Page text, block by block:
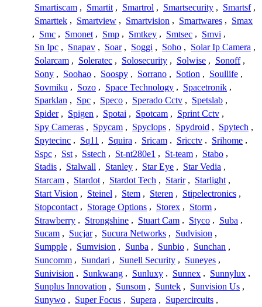
Smartiscam , Smartit , Smartrol , Smartsecurity , Smartsf ,
Smarttek , Smartview , Smartvision , Smartwares , Smax
, Smc , Smonet , Smp , Smtkey , Smtsec , Smvi ,
Sn Ipc , Snapav , Soar , Soggi , Soho , Solar Ip Camera ,
Solarcam , Soleratec , Solosecurity , Solwise , Sonoff ,
Sony , Soohao , Soospy , Sorrano , Sotion , Soullife ,
Sovmiku , Sozo , Space Technology , Spacetronik ,
Sparklan , Spc , Speco , Sperado Cctv , Spetslab ,
Spider , Spigen , Spotai , Spotcam , Sprint Cctv ,
Spy Cameras , Spycam , Spyclops , Spydroid , Spytech ,
Spytecinc , Sq11 , Squira , Sricam , Sricctv , Srihome ,
Sspc , Sst , Sstech , St-nt280e1 , St-team , Stabo ,
Stadis , Stalwall , Stanley , Star Eye , Star Vedia ,
Starcam , Stardot , Stardot Tech , Starir , Starlight ,
Start Vision , Steinel , Stem , Steren , Stipelectronics ,
Stopcontact , Storage Options , Storex , Storm ,
Strawberry , Strongshine , Stuart Cam , Styco , Suba ,
Sucam , Sucjar , Sucura Networks , Sudvision ,
Sumpple , Sumvision , Sunba , Sunbio , Sunchan ,
Suncomm , Sundari , Sunell Security , Suneyes ,
Sunivision , Sunkwang , Sunluxy , Sunnex , Sunnylux ,
Sunplus Innovation , Sunsom , Suntek , Sunvision Us ,
Sunywo , Super Focus , Supera , Supercircuits ,